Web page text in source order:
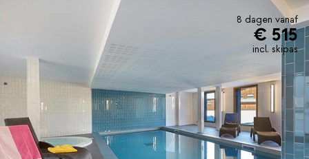
8 dagen vanaf
€ 515
incl. skipas